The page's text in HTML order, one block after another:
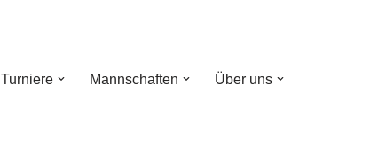
Turniere Mannschaften Über uns